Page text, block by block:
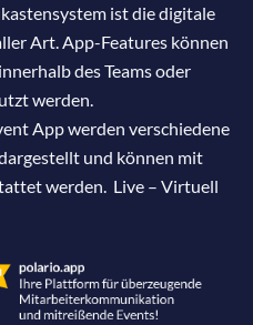
ist die digitale
Art. App-Features können
des Teams oder
werden.
App werden verschiedene
und können mit
werden. Live – Virtuell